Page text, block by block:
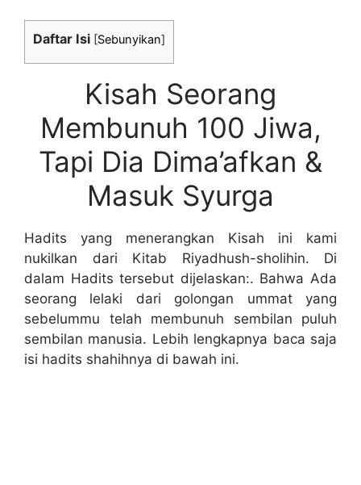
Daftar Isi [Sebunyikan]
Kisah Seorang
Membunuh 100 Jiwa,
Tapi Dia Dima’afkan &
Masuk Syurga
Hadits yang menerangkan Kisah ini kami
nukilkan dari Kitab Riyadhush-sholihin. Di
dalam Hadits tersebut dijelaskan:. Bahwa Ada
seorang lelaki dari golongan ummat yang
sebelummu telah membunuh sembilan puluh
sembilan manusia. Lebih lengkapnya baca saja
isi hadits shahihnya di bawah ini.